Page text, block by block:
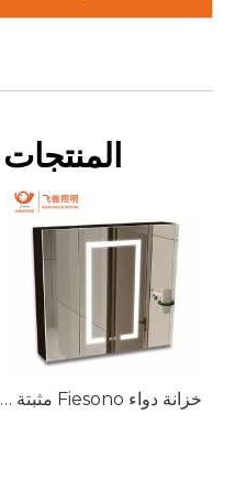
خزانة دواء Fiesono مثبتة على الحائط من الألومنيوم ومقاومة للماء ومضادة للضباب بمرآة واسعة بإضاءة LED لتخزين الحمام